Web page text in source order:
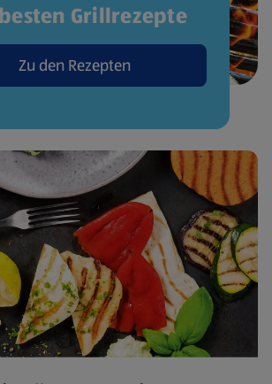
Grillrezepte
Zu den Rezepten